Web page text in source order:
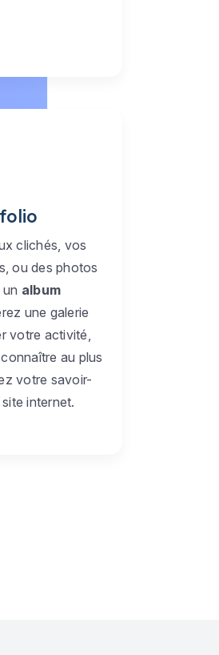
clichés, vos
ou des photos
album
une galerie
votre activité,
au plus
votre savoir-
internet.